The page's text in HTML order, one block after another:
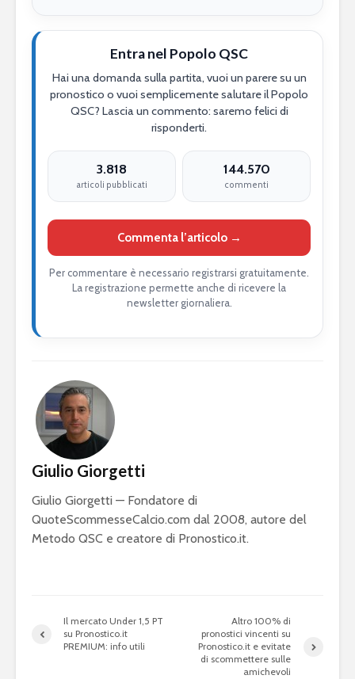
Entra nel Popolo QSC
Hai una domanda sulla partita, vuoi un parere su un
pronostico o vuoi semplicemente salutare il Popolo
QSC? Lascia un commento: saremo felici di
risponderti.
3.818
articoli pubblicati
144.570
commenti
Commenta l’articolo →
Per commentare è necessario registrarsi gratuitamente.
La registrazione permette anche di ricevere la
newsletter giornaliera.
Giulio Giorgetti
Giulio Giorgetti — Fondatore di
QuoteScommesseCalcio.com dal 2008, autore del
Metodo QSC e creatore di Pronostico.it.
Il mercato Under 1,5 PT
su Pronostico.it
PREMIUM: info utili
Altro 100% di
pronostici vincenti su
Pronostico.it e evitate
di scommettere sulle
amichevoli